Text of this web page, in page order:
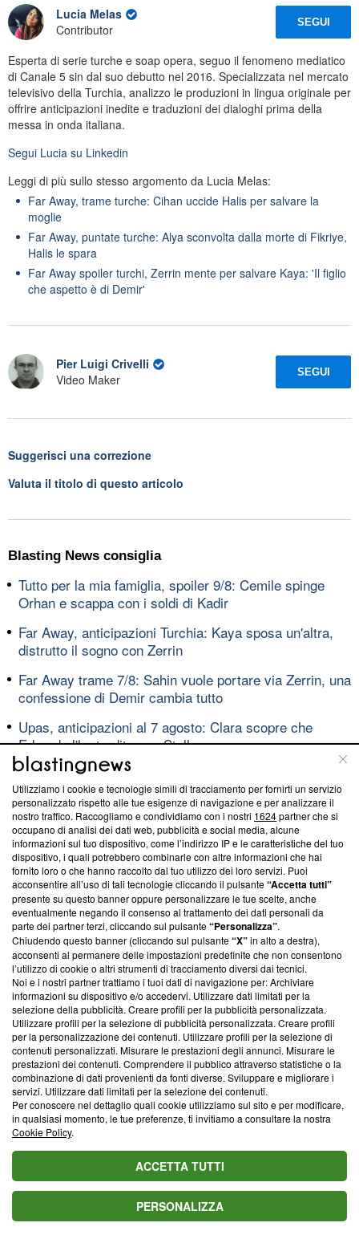
Lucia Melas
Contributor
SEGUI
Esperta di serie turche e soap opera, seguo il fenomeno mediatico
di Canale 5 sin dal suo debutto nel 2016. Specializzata nel mercato
televisivo della Turchia, analizzo le produzioni in lingua originale per
offrire anticipazioni inedite e traduzioni dei dialoghi prima della
messa in onda italiana.
Segui Lucia su Linkedin
Leggi di più sullo stesso argomento da Lucia Melas:
Far Away, trame turche: Cihan uccide Halis per salvare la
moglie
Far Away, puntate turche: Alya sconvolta dalla morte di Fikriye,
Halis le spara
Far Away spoiler turchi, Zerrin mente per salvare Kaya: 'Il figlio
che aspetto è di Demir'
Pier Luigi Crivelli
Video Maker
SEGUI
Suggerisci una correzione
Valuta il titolo di questo articolo
Blasting News consiglia
Tutto per la mia famiglia, spoiler 9/8: Cemile spinge
Orhan e scappa con i soldi di Kadir
Far Away, anticipazioni Turchia: Kaya sposa un'altra,
distrutto il sogno con Zerrin
Far Away trame 7/8: Sahin vuole portare via Zerrin, una
confessione di Demir cambia tutto
Upas, anticipazioni al 7 agosto: Clara scopre che
Eduardo l'ha tradita con Stella
Replica Serale Amici, oggi 7 aprile
Il Segreto anticipazioni maggio: Beatriz in grave
pericolo, ecco cosa le accadrà
Uomini e donne, lunedì 24 e martedì 25 agosto le prime
registrazioniVIDEO
Anticipazioni Beautiful: Ridge tenta di calmare Taylor
VIDEO
Blasting News lavora con l’Unione Europea nella lotta
contro le fake news
ABOUT LINEA EDITORIALE
Questa sezione offre informazioni trasparenti su Blasting
News, sui nostri processi editoriali e su come ci impegniamo a
creare news di qualità. Inoltre, afferma la nostra aderenza a
‘Trust Project - News with Integrity’
ancora membro del programma, ma ha richiesto di farne
parte; Trust Project non ha ancora effettuato una verifica di
conformità agli standard.
Utilizziamo i cookie e tecnologie simili di tracciamento per fornirti un servizio
personalizzato rispetto alle tue esigenze di navigazione e per analizzare il
nostro traffico. Raccogliamo e condividiamo con i nostri 1624partner che si
occupano di analisi dei dati web, pubblicità e social media, alcune
informazioni sul tuo dispositivo, come l’indirizzo IP e le caratteristiche del tuo
dispositivo, i quali potrebbero combinarle con altre informazioni che hai
fornito loro o che hanno raccolto dal tuo utilizzo dei loro servizi. Puoi
acconsentire all’uso di tali tecnologie cliccando il pulsante“Accetta tutti”
presente su questo banner oppure personalizzare le tue scelte, anche
eventualmente negando il consenso al trattamento dei dati personali da
parte dei partner terzi, cliccando sul pulsante“Personalizza”.
Chiudendo questo banner (cliccando sul pulsante“X”in alto a destra),
acconsenti al permanere delle impostazioni predefinite che non consentono
l’utilizzo di cookie o altri strumenti di tracciamento diversi dai tecnici.
Noi e i nostri partner trattiamo i tuoi dati di navigazione per: Archiviare
informazioni su dispositivo e/o accedervi. Utilizzare dati limitati per la
selezione della pubblicità. Creare profili per la pubblicità personalizzata.
Utilizzare profili per la selezione di pubblicità personalizzata. Creare profili
per la personalizzazione dei contenuti. Utilizzare profili per la selezione di
contenuti personalizzati. Misurare le prestazioni degli annunci. Misurare le
prestazioni dei contenuti. Comprendere il pubblico attraverso statistiche o la
combinazione di dati provenienti da fonti diverse. Sviluppare e migliorare i
servizi. Utilizzare dati limitati per la selezione dei contenuti.
Per conoscere nel dettaglio quali cookie utilizziamo sul sito e per modificare,
in qualsiasi momento, le tue preferenze, ti invitiamo a consultare la nostra
Cookie Policy.
ACCETTA TUTTI
PERSONALIZZA